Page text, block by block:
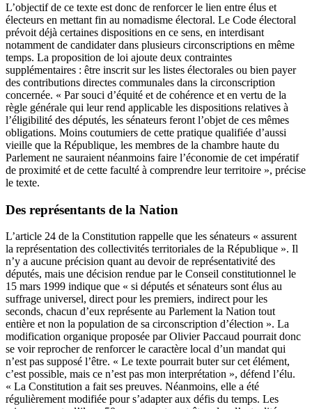
L’objectif de ce texte est donc de renforcer le lien entre élus et
électeurs en mettant fin au nomadisme électoral. Le Code électoral
prévoit déjà certaines dispositions en ce sens, en interdisant
notamment de candidater dans plusieurs circonscriptions en même
temps. La proposition de loi ajoute deux contraintes
supplémentaires : être inscrit sur les listes électorales ou bien payer
des contributions directes communales dans la circonscription
concernée. « Par souci d’équité et de cohérence et en vertu de la
règle générale qui leur rend applicable les dispositions relatives à
l’éligibilité des députés, les sénateurs feront l’objet de ces mêmes
obligations. Moins coutumiers de cette pratique qualifiée d’aussi
vieille que la République, les membres de la chambre haute du
Parlement ne sauraient néanmoins faire l’économie de cet impératif
de proximité et de cette faculté à comprendre leur territoire », précise
le texte.
Des représentants de la Nation
L’article 24 de la Constitution rappelle que les sénateurs « assurent
la représentation des collectivités territoriales de la République ». Il
n’y a aucune précision quant au devoir de représentativité des
députés, mais une décision rendue par le Conseil constitutionnel le
15 mars 1999 indique que « si députés et sénateurs sont élus au
suffrage universel, direct pour les premiers, indirect pour les
seconds, chacun d’eux représente au Parlement la Nation tout
entière et non la population de sa circonscription d’élection ». La
modification organique proposée par Olivier Paccaud pourrait donc
se voir reprocher de renforcer le caractère local d’un mandat qui
n’est pas supposé l’être. « Le texte pourrait buter sur cet élément,
c’est possible, mais ce n’est pas mon interprétation », défend l’élu.
« La Constitution a fait ses preuves. Néanmoins, elle a été
régulièrement modifiée pour s’adapter aux défis du temps. Les